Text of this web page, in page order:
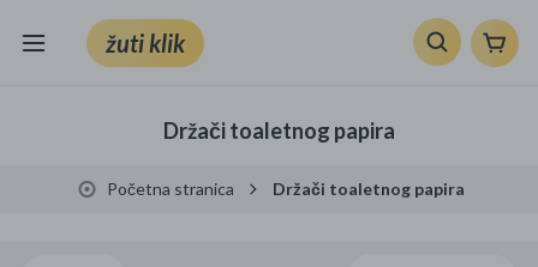
žuti klik
Držači toaletnog papira
Početna stranica Držači toaletnog papira